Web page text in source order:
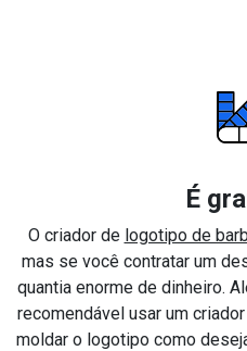
É
O criador de logotipo de
mas se você contratar um
quantia enorme de dinheiro.
recomendável usar um
moldar o logotipo como